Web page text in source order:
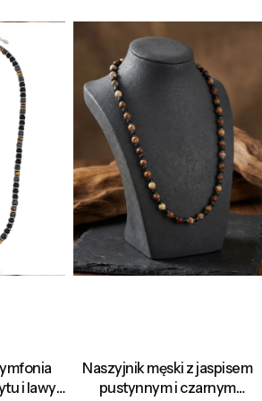
i lawy
Naszyjnik męski z jaspisem
pustynnym i czarnym